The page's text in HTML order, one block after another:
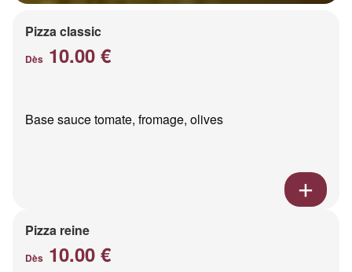
Pizza classic
Dès 10.00 €
Base sauce tomate, fromage, olives
Pizza reine
Dès 10.00 €